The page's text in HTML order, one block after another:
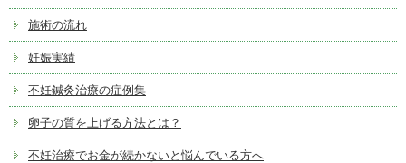
施術の流れ
妊娠実績
不妊鍼灸治療の症例集
卵子の質を上げる方法とは？
不妊治療でお金が続かないと悩んでいる方へ